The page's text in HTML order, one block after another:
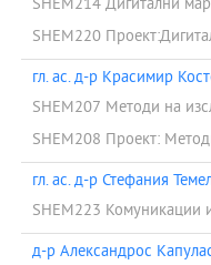
SHEM214 Дигитални
SHEM220
гл. ас. д-р Красимир
SHEM207 Методи на
SHEM208 Проект:
гл. ас. д-р Стефания
SHEM223 Комуникации
д-р Александрос